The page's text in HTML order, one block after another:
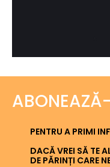
PENTRU A PRIMI
DACĂ VREI SĂ TE
DE PĂRINȚI CARE